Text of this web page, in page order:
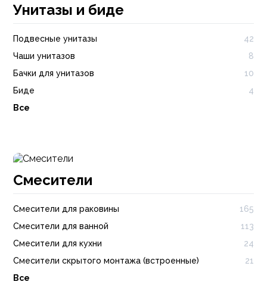
Унитазы и биде
Подвесные унитазы
42
Чаши унитазов
8
Бачки для унитазов
10
Биде
4
Все
Смесители
Смесители для раковины
165
Смесители для ванной
113
Смесители для кухни
24
Смесители скрытого монтажа (встроенные)
21
Все